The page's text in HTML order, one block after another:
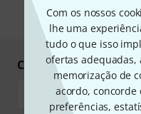
Com os nossos
lhe uma
tudo o que isso
ofertas adequadas,
memorização de
acordo, concorde
preferências,
*
Compre e pague em